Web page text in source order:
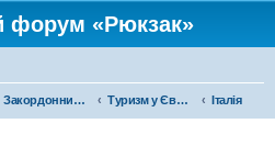
форум «Рюкзак»
Закордонний туризм Туризм у Європі Італія